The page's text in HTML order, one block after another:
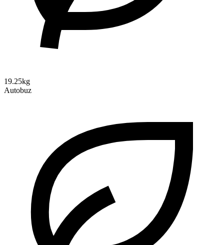
19.25kg
Autobuz